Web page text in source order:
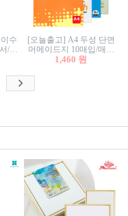
수
/소
세
[오늘출고] A4 두성 단면
머메이드지 10매입/매직
터치/색지/색상지/색복사
칼라색지/고급복사지
1,460 원